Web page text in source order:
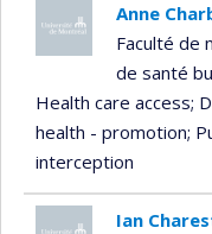
Anne
Faculté de
de santé
Health care access;
health - promotion;
interception
Ian